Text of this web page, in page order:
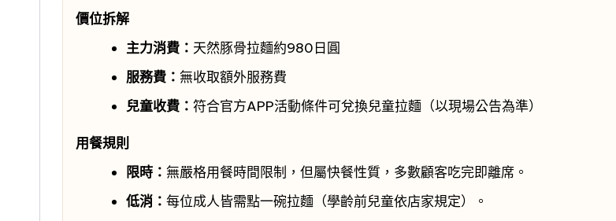
價位拆解
主力消費： 天然豚骨拉麵約980日圓
服務費： 無收取額外服務費
兒童收費： 符合官方APP活動條件可兌換兒童拉麵（以現場公告為準）
用餐規則
限時： 無嚴格用餐時間限制，但屬快餐性質，多數顧客吃完即離席。
低消： 每位成人皆需點一碗拉麵（學齡前兒童依店家規定）。